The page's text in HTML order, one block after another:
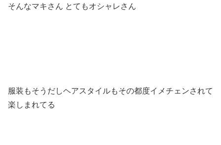
そんなマキさん とてもオシャレさん
服装もそうだしヘアスタイルもその都度イメチェンされて
楽しまれてる